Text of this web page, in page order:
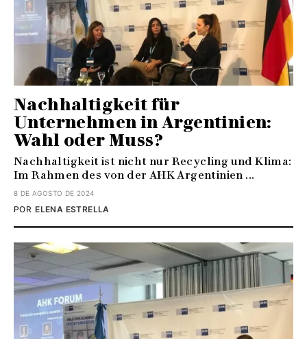
Nachhaltigkeit für
Unternehmen in Argentinien:
Wahl oder Muss?
Nachhaltigkeit ist nicht nur Recycling und Klima:
Im Rahmen des von der AHK Argentinien ...
8 DE AGOSTO DE 2024
ELENA ESTRELLA
POR